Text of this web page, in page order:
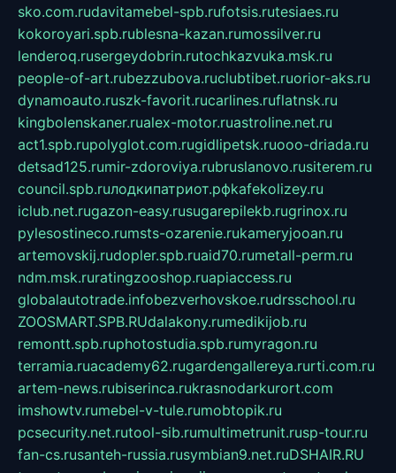
sko.com.rudavitamebel-spb.rufotsis.rutesiaes.ru
kokoroyari.spb.rublesna-kazan.rumossilver.ru
lenderoq.rusergeydobrin.rutochkazvuka.msk.ru
people-of-art.rubezzubova.ruclubtibet.ruorior-aks.ru
dynamoauto.ruszk-favorit.rucarlines.ruflatnsk.ru
kingbolenskaner.rualex-motor.ruastroline.net.ru
act1.spb.rupolyglot.com.rugidlipetsk.ruooo-driada.ru
detsad125.rumir-zdoroviya.rubruslanovo.rusiterem.ru
council.spb.ruлодкипатриот.рфkafekolizey.ru
iclub.net.rugazon-easy.rusugarepilekb.rugrinox.ru
pylesostineco.rumsts-ozarenie.rukameryjooan.ru
artemovskij.rudopler.spb.ruaid70.rumetall-perm.ru
ndm.msk.ruratingzooshop.ruapiaccess.ru
globalautotrade.infobezverhovskoe.rudrsschool.ru
ZOOSMART.SPB.RUdalakony.rumedikijob.ru
remontt.spb.ruphotostudia.spb.rumyragon.ru
terramia.ruacademy62.rugardengallereya.rurti.com.ru
artem-news.rubiserinca.rukrasnodarkurort.com
imshowtv.rumebel-v-tule.rumobtopik.ru
pcsecurity.net.rutool-sib.rumultimetrunit.rusp-tour.ru
fan-cs.rusanteh-russia.rusymbian9.net.ruDSHAIR.RU